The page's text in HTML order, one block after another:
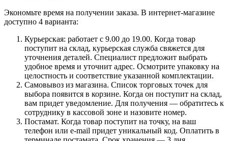
Экономьте время на получении заказа. В интернет-магазине
доступно 4 варианта:
Курьерская: работает с 9.00 до 19.00. Когда товар
поступит на склад, курьерская служба свяжется для
уточнения деталей. Специалист предложит выбрать
удобное время и уточнит адрес. Осмотрите упаковку на
целостность и соответствие указанной комплектации.
Самовывоз из магазина. Список торговых точек для
выбора появится в корзине. Когда он поступит на склад,
вам придет уведомление. Для получения — обратитесь к
сотруднику в кассовой зоне и назовите номер.
Постамат. Когда товар поступит на точку, на ваш
телефон или e-mail придет уникальный код. Оплатить в